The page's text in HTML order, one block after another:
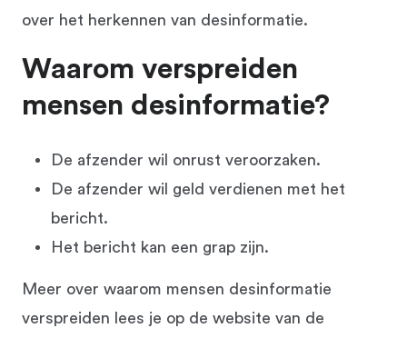
over het herkennen van desinformatie.
Waarom verspreiden
mensen desinformatie?
De afzender wil onrust veroorzaken.
De afzender wil geld verdienen met het
bericht.
Het bericht kan een grap zijn.
Meer over waarom mensen desinformatie
verspreiden lees je op de website van de